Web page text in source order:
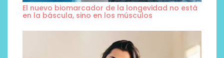
El nuevo biomarcador de la longevidad no está
en la báscula, sino en los músculos